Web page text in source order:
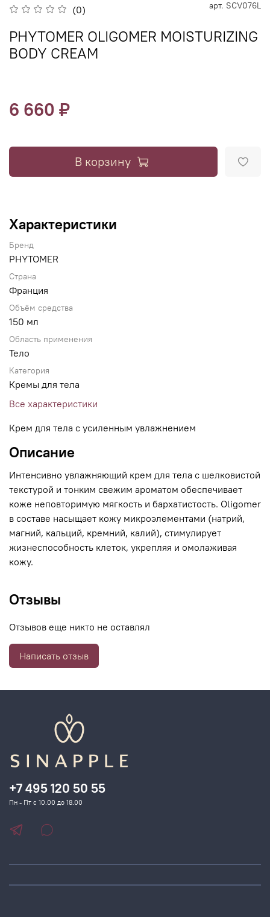
(0) арт. SCV076L
PHYTOMER OLIGOMER MOISTURIZING
BODY CREAM
6 660 ₽
В корзину
Характеристики
Бренд
PHYTOMER
Страна
Франция
Объём средства
150 мл
Область применения
Тело
Категория
Кремы для тела
Все характеристики
Крем для тела с усиленным увлажнением
Описание
Интенсивно увлажняющий крем для тела с шелковистой
текстурой и тонким свежим ароматом обеспечивает
коже неповторимую мягкость и бархатистость. Oligomer
в составе насыщает кожу микроэлементами (натрий,
магний, кальций, кремний, калий), стимулирует
жизнеспособность клеток, укрепляя и омолаживая
кожу.
Отзывы
Отзывов еще никто не оставлял
Написать отзыв
+7 495 120 50 55
Пн - Пт с 10.00 до 18.00